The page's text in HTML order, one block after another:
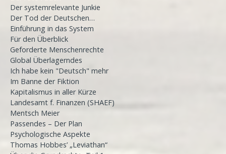
Der systemrelevante Junkie
Der Tod der Deutschen…
Einführung in das System
Für den Überblick
Geforderte Menschenrechte
Global Überlagerndes
Ich habe kein "Deutsch" mehr
Im Banne der Fiktion
Kapitalismus in aller Kürze
Landesamt f. Finanzen (SHAEF)
Mentsch Meier
Passendes – Der Plan
Psychologische Aspekte
Thomas Hobbes’ „Leviathan“